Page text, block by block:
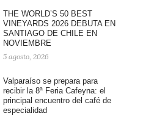
THE WORLD’S 50 BEST
VINEYARDS 2026 DEBUTA EN
SANTIAGO DE CHILE EN
NOVIEMBRE
5 agosto, 2026
Valparaíso se prepara para
recibir la 8ª Feria Cafeyna: el
principal encuentro del café de
especialidad